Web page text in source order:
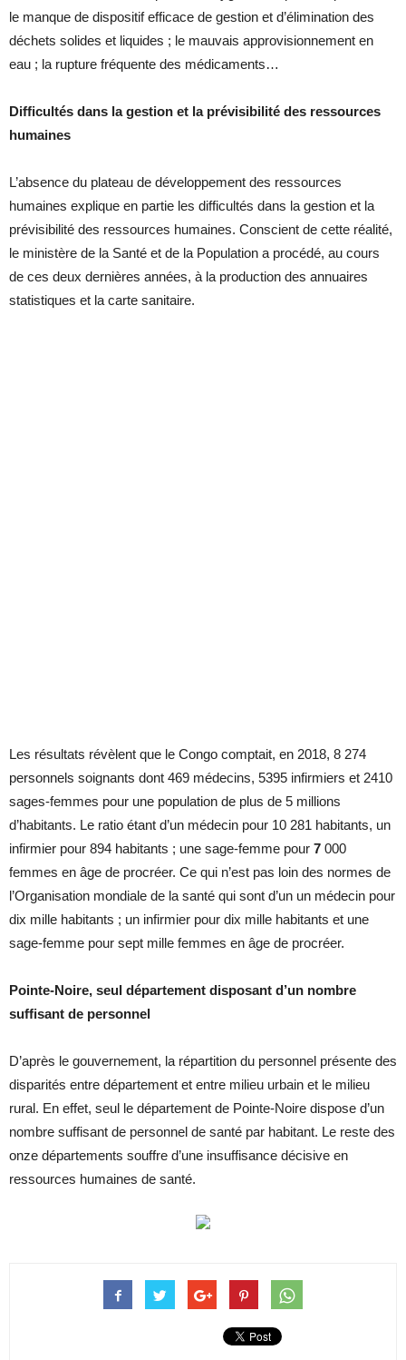
le manque de dispositif efficace de gestion et d’élimination des
déchets solides et liquides ; le mauvais approvisionnement en
eau ; la rupture fréquente des médicaments…
Difficultés dans la gestion et la prévisibilité des ressources
humaines
L’absence du plateau de développement des ressources
humaines explique en partie les difficultés dans la gestion et la
prévisibilité des ressources humaines. Conscient de cette réalité,
le ministère de la Santé et de la Population a procédé, au cours
de ces deux dernières années, à la production des annuaires
statistiques et la carte sanitaire.
Les résultats révèlent que le Congo comptait, en 2018, 8 274
personnels soignants dont 469 médecins, 5395 infirmiers et 2410
sages-femmes pour une population de plus de 5 millions
d’habitants. Le ratio étant d’un médecin pour 10 281 habitants, un
infirmier pour 894 habitants ; une sage-femme pour 7 000
femmes en âge de procréer. Ce qui n’est pas loin des normes de
l’Organisation mondiale de la santé qui sont d’un un médecin pour
dix mille habitants ; un infirmier pour dix mille habitants et une
sage-femme pour sept mille femmes en âge de procréer.
Pointe-Noire, seul département disposant d’un nombre
suffisant de personnel
D’après le gouvernement, la répartition du personnel présente des
disparités entre département et entre milieu urbain et le milieu
rural. En effet, seul le département de Pointe-Noire dispose d’un
nombre suffisant de personnel de santé par habitant. Le reste des
onze départements souffre d’une insuffisance décisive en
ressources humaines de santé.